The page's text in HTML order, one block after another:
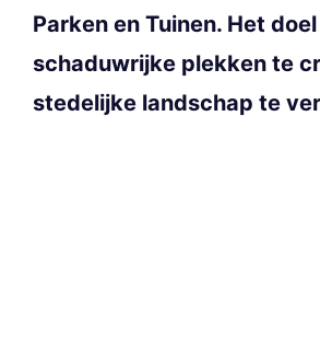
Parken en Tuinen. Het
schaduwrijke plekken te
stedelijke landschap te